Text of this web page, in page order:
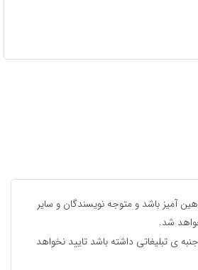
باشد و متوجه نویسندگان و سایر
شد.
تبلیغاتی داشته باشد تایید نخواهد